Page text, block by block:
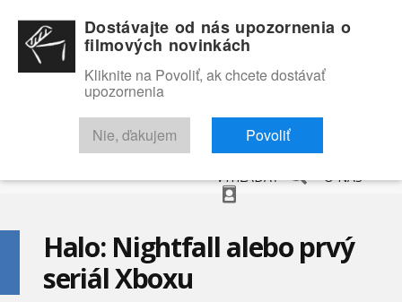
RECENZIE TRAILERY FILMOVÁ DATABÁZA
VYHĽADAŤ O NÁS
Halo: Nightfall alebo prvý
seriál Xboxu
Dostávajte od nás upozornenia o
filmových novinkách
Kliknite na Povoliť, ak chcete dostávať
upozornenia
Nie, ďakujem Povoliť